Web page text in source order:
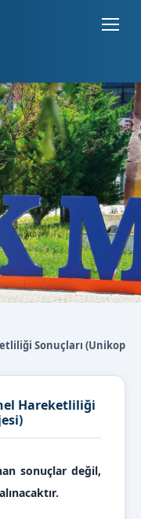
Sonuçları (Unikop
Hareketliliği
sonuçlar değil,